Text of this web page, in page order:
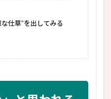
仕草”を出してみる